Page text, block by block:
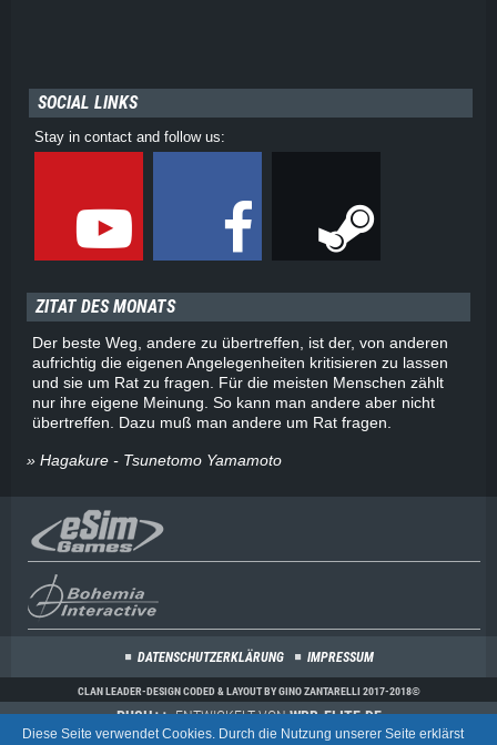
SOCIAL LINKS
Stay in contact and follow us:
ZITAT DES MONATS
Der beste Weg, andere zu übertreffen, ist der, von anderen
aufrichtig die eigenen Angelegenheiten kritisieren zu lassen
und sie um Rat zu fragen. Für die meisten Menschen zählt
nur ihre eigene Meinung. So kann man andere aber nicht
übertreffen. Dazu muß man andere um Rat fragen.
» Hagakure - Tsunetomo Yamamoto
DATENSCHUTZERKLÄRUNG IMPRESSUM
CLAN LEADER-DESIGN CODED & LAYOUT BY GINO ZANTARELLI 2017-2018©
PUSH++, ENTWICKELT VONWBB-ELITE.DE
COMMUNITY-SOFTWARE:WOLTLAB SUITE™
Diese Seite verwendet Cookies. Durch die Nutzung unserer Seite erklärst